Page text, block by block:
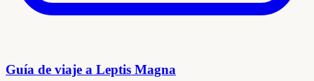
Guía de viaje a Leptis Magna